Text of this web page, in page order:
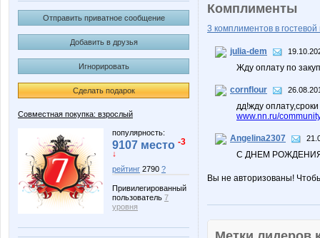
Отправить приватное сообщение
Добавить в друзья
Игнорировать
Сделать подарок
Совместная покупка: взрослый
популярность:
9107 место -3
↓
рейтинг 2790 ?
Привилегированный
пользователь 7
уровня
Комплименты
3 комплиментов в гостевой
julia-dem
Жду оплату по
cornflour
дд!жду
www.nn.ru/
Angelina2307
C ДНЕМ
Вы не авторизованы!